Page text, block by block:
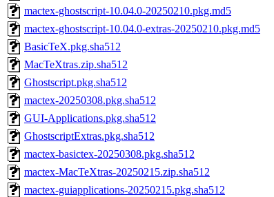
mactex-ghostscript-10.04.0-20250210.pkg.md5
mactex-ghostscript-10.04.0-extras-20250210.pkg.md5
BasicTeX.pkg.sha512
MacTeXtras.zip.sha512
Ghostscript.pkg.sha512
mactex-20250308.pkg.sha512
GUI-Applications.pkg.sha512
GhostscriptExtras.pkg.sha512
mactex-basictex-20250308.pkg.sha512
mactex-MacTeXtras-20250215.zip.sha512
mactex-guiapplications-20250215.pkg.sha512